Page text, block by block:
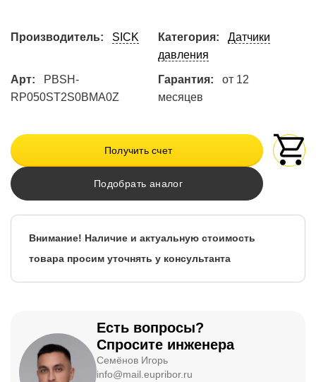
Производитель: SICK Категория:
Датчики
давления
Арт:
PBSH-
RP050ST2S0BMA0Z
Гарантия:
от 12
месяцев
Получить счет
Подобрать аналог
Внимание! Наличие и актуальную стоимость
товара просим уточнять у консультанта
Есть вопросы?
Спросите инженера
Семёнов Игорь
info@mail.eupribor.ru